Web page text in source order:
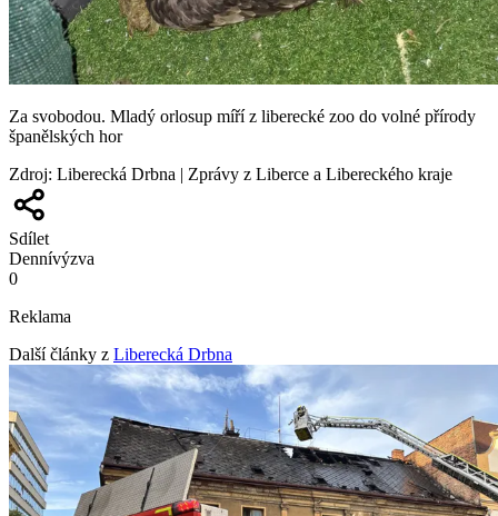
Za svobodou. Mladý orlosup míří z liberecké zoo do volné přírody
španělských hor
Zdroj: Liberecká Drbna | Zprávy z Liberce a Libereckého kraje
Sdílet
Dennívýzva
0
Reklama
Další články z Liberecká Drbna